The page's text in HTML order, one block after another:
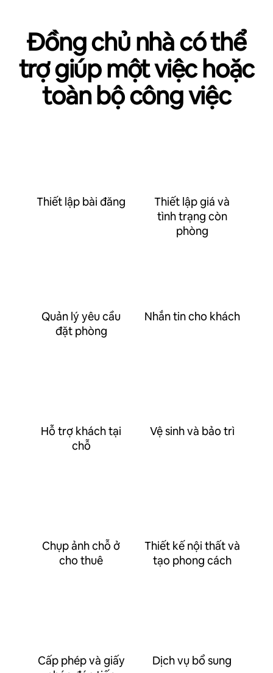
Đồng chủ nhà có thể
trợ giúp một việc hoặc
toàn bộ công việc
Thiết lập bài đăng
Thiết lập giá và
tình trạng còn
phòng
Quản lý yêu cầu
đặt phòng
Nhắn tin cho khách
Hỗ trợ khách tại
chỗ
Vệ sinh và bảo trì
Chụp ảnh chỗ ở
cho thuê
Thiết kế nội thất và
tạo phong cách
Cấp phép và giấy
Dịch vụ bổ sung